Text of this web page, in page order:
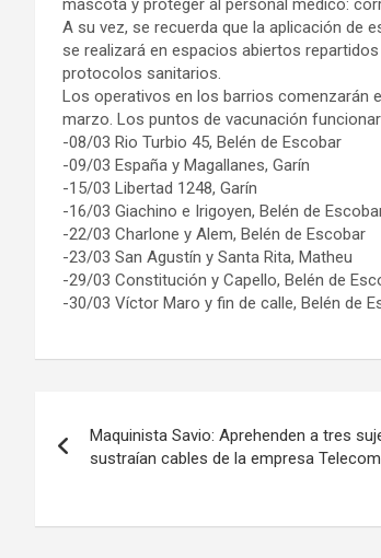
A su vez, se recuerda que la aplicación de
se realizará en espacios abiertos
protocolos sanitarios.
Los operativos en los barrios comenzarán
marzo. Los puntos de vacunación
-08/03 Rio Turbio 45, Belén de Escobar
-09/03 España y Magallanes, Garín
-15/03 Libertad 1248, Garín
-16/03 Giachino e Irigoyen, Belén de
-22/03 Charlone y Alem, Belén de Escobar
-23/03 San Agustín y Santa Rita, Matheu
-29/03 Constitución y Capello, Belén de
-30/03 Víctor Maro y fin de calle, Belén de
de
Maquinista Savio: Aprehenden a tres
sustraían cables de la empresa Telecom